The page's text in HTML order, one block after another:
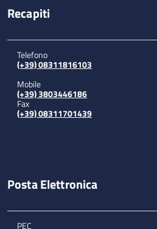
Recapiti
Telefono
(+39) 08311816103
Mobile
(+39) 3803446186
Fax
(+39) 08311701439
Posta Elettronica
PEC